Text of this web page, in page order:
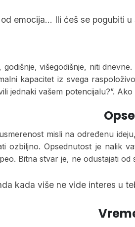
emocija… Ili ćeš se pogubiti
godišnje, višegodišnje, niti
kapacitet iz svega
jednaki vašem potencijalu?”.
misli na određenu
ozbiljno. Opsednutost je nalik
Bitna stvar je, ne odustajati od
kada više ne vide interes u